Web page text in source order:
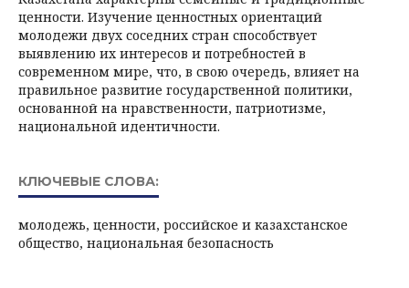
ценности. Изучение ценностных ориентаций
молодежи двух соседних стран способствует
выявлению их интересов и потребностей в
современном мире, что, в свою очередь, влияет на
правильное развитие государственной политики,
основанной на нравственности, патриотизме,
национальной идентичности.
КЛЮЧЕВЫЕ СЛОВА:
молодежь, ценности, российское и казахстанское
общество, национальная безопасность